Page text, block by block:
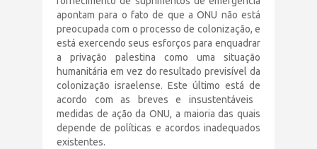
apontam para o fato de que a ONU não está
preocupada com o processo de colonização, e
está exercendo seus esforços para enquadrar
a privação palestina como uma situação
humanitária em vez do resultado previsível da
colonização israelense. Este último está de
acordo com as breves e insustentáveis ​​
medidas de ação da ONU, a maioria das quais
depende de políticas e acordos inadequados
existentes.